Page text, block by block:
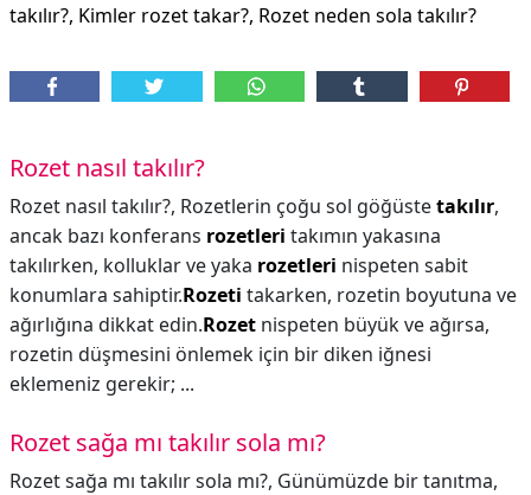
takılır?, Kimler rozet takar?, Rozet neden sola takılır?
Rozet nasıl takılır?
Rozet nasıl takılır?, Rozetlerin çoğu sol göğüstetakılır,
ancak bazı konferans rozetleri takımın yakasına
takılırken, kolluklar ve yaka rozetleri nispeten sabit
konumlara sahiptir.Rozeti takarken, rozetin boyutuna ve
ağırlığına dikkat edin.Rozet nispeten büyük ve ağırsa,
rozetin düşmesini önlemek için bir diken iğnesi
eklemeniz gerekir; ...
Rozet sağa mı takılır sola mı?
Rozet sağa mı takılır sola mı?, Günümüzde bir tanıtma,